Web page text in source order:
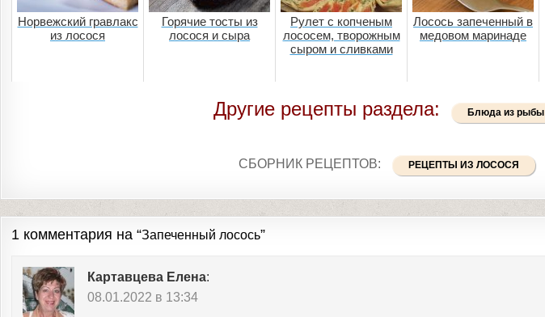
Норвежский гравлакс
из лосося
Горячие тосты из
лосося и сыра
Рулет с копченым
лососем, творожным
сыром и сливками
Лосось запеченный в
медовом маринаде
Другие рецепты раздела: Блюда из рыбы
СБОРНИК РЕЦЕПТОВ: РЕЦЕПТЫ ИЗ ЛОСОСЯ
1 комментария на “Запеченный лосось”
Картавцева Елена:
08.01.2022 в 13:34